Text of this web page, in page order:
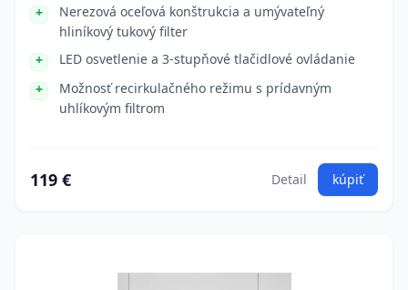
Nerezová oceľová konštrukcia a umývateľný
hliníkový tukový filter
LED osvetlenie a 3-stupňové tlačidlové ovládanie
Možnosť recirkulačného režimu s prídavným
uhlíkovým filtrom
119 € Detail kúpiť